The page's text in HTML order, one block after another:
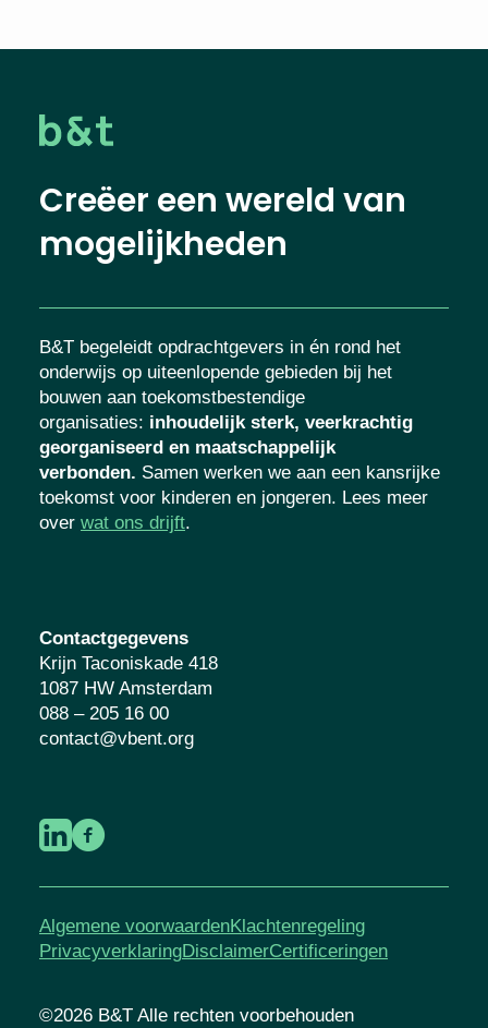
Creëer een wereld van
mogelijkheden
B&T begeleidt opdrachtgevers in én rond het
onderwijs op uiteenlopende gebieden bij het
bouwen aan toekomstbestendige
organisaties: inhoudelijk sterk, veerkrachtig
georganiseerd en maatschappelijk
verbonden. Samen werken we aan een kansrijke
toekomst voor kinderen en jongeren. Lees meer
over wat ons drijft.
Contactgegevens
Krijn Taconiskade 418
1087 HW Amsterdam
088 – 205 16 00
contact@vbent.org
Algemene voorwaardenKlachtenregeling
PrivacyverklaringDisclaimerCertificeringen
©2026 B&T Alle rechten voorbehouden